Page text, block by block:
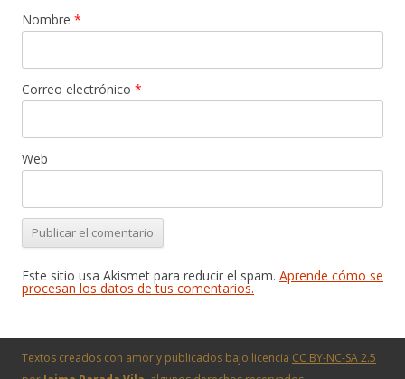
Nombre *
Correo electrónico *
Web
Este sitio usa Akismet para reducir el spam. Aprende cómo se
procesan los datos de tus comentarios.
Textos creados con amor y publicados bajo licencia CC BY-NC-SA 2.5